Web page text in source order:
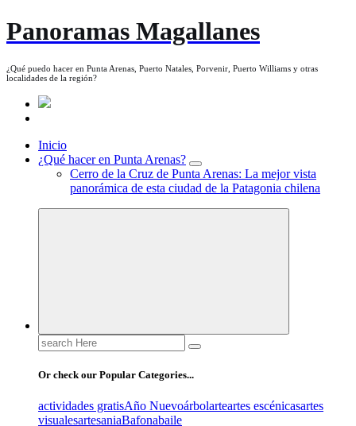
Panoramas Magallanes
¿Qué puedo hacer en Punta Arenas, Puerto Natales, Porvenir, Puerto Williams y otras
localidades de la región?
Inicio
¿Qué hacer en Punta Arenas?
Cerro de la Cruz de Punta Arenas: La mejor vista
panorámica de esta ciudad de la Patagonia chilena
Search
for:
Or check our Popular Categories...
actividades gratisAño Nuevoárbolarteartes escénicasartes
visualesartesaniaBafonabaile